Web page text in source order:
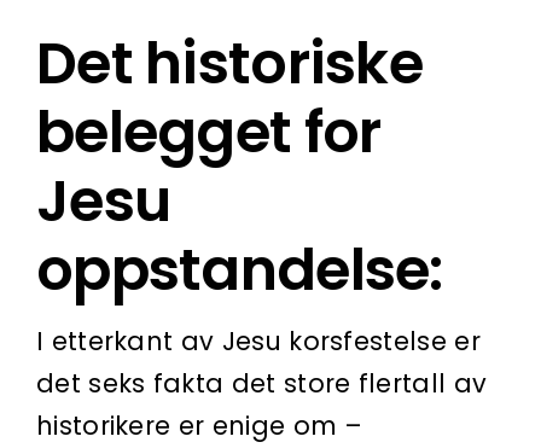
Det historiske
belegget for
Jesu
oppstandelse:
I etterkant av Jesu korsfestelse er
det seks fakta det store flertall av
historikere er enige om –